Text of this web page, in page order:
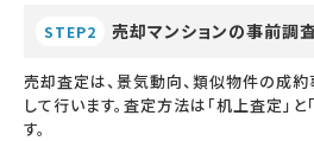
STEP2 売却マンションの事前調
売却査定は、景気動向、類似物件の成約
して行います。査定方法は「机上査定」
す。